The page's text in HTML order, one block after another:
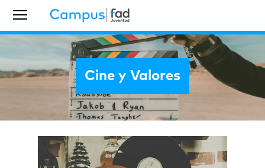
Cine y Valores